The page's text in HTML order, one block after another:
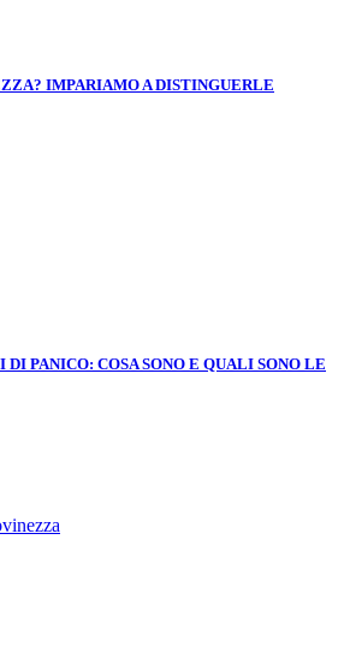
IMPARIAMO A DISTINGUERLE
DI PANICO: COSA SONO E QUALI SONO LE